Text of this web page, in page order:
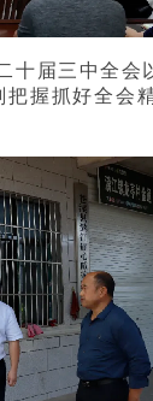
届三中全
握抓好全会